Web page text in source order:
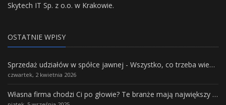
Skytech IT Sp. z o.o. w Krakowie.
OSTATNIE WPISY
Sprzedaż udziałów w spółce jawnej - Wszystko, co trzeba wiedzieć.
czwartek, 2 kwietnia 2026
Własna firma chodzi Ci po głowie? Te branże mają największy potencjał rozwoju